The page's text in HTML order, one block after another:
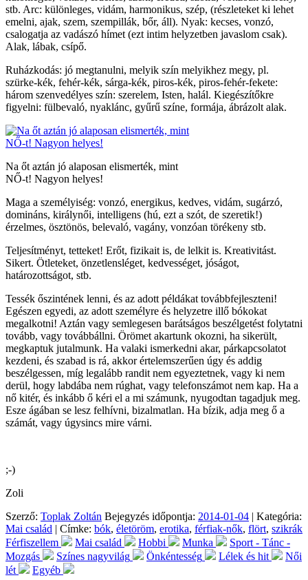
stb. Arc: különleges, vidám, harmonikus, szép, (részleteket ki lehet
emelni, ajak, szem, szempillák, bőr, áll). Nyak: kecses, vonzó,
csalogatja az vadászó hímet (ezt intim helyzetben javaslom csak).
Alak, lábak, csípő.
Ruházkodás: jó megtanulni, melyik szín melyikhez megy, pl.
szürke-kék, fehér-kék, sárga-kék, piros-kék, piros-fehér-fekete:
három szenvedélyes szín: szerelem, Isten, halál. Kiegészítőkre
figyelni: fülbevaló, nyaklánc, gyűrű színe, formája, ábrázolt alak.
Na őt aztán jó alaposan elismerték, mint
NŐ-t! Nagyon helyes!
Maga a személyiség: vonzó, energikus, kedves, vidám, sugárzó,
domináns, királynői, intelligens (hú, ezt a szót, de szeretik!)
érzelmes, ösztönös, belevaló, vagány, vonzóan törékeny stb.
Teljesítményt, tetteket! Erőt, fizikait is, de lelkit is. Kreativitást.
Sikert. Ötleteket, önzetlensléget, kedvességet, jóságot,
határozottságot, stb.
Tessék őszintének lenni, és az adott példákat továbbfejleszteni!
Egészen egyedi, az adott személyre és helyzetre illő bókokat
megalkotni! Aztán vagy semlegesen barátságos beszélgetést folytatni
tovább, vagy továbbállni. Örömet akartunk okozni, ha sikerült,
megkaptuk jutalmunk. Ha valaki ismerkedni akar, párkapcsolatot
kezdeni, és szabad is rá, akkor értelemszerűen úgy és addig
beszélgessen, míg legalább randit nem egyeztetnek, vagy ki nem
derül, hogy labdába nem rúghat, vagy telefonszámot nem kap. Ha a
nő kitér, és inkább ő kéri el a mi számunk, nyugodtan tagadjuk meg.
Esze ágában se lesz felhívni, bizalmatlan. Ha bízik, adja meg ő a
számát, vagy úgysincs mire várni.
;-)
Zoli
Szerző: Toplak Zoltán Bejegyzés időpontja: 2014-01-04 | Kategória:
Mai család | Címke: bók, életöröm, erotika, férfiak-nők, flört, szikrák
Férfiszellem
Mai család Hobbi Munka
Sport - Tánc -
Mozgás
Színes nagyvilág Önkéntesség Lélek és hit
Női
lét
Egyéb